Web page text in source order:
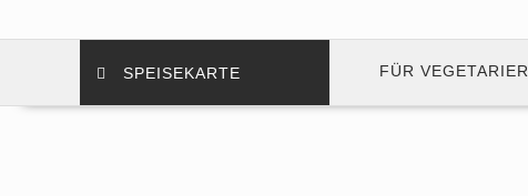
SPEISEKARTE FÜR VEGETARIER